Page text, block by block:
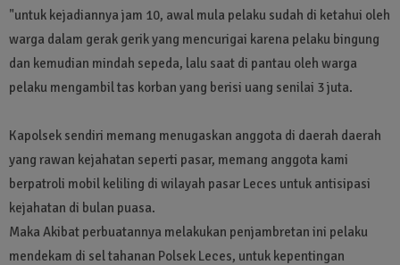
"untuk kejadiannya jam 10, awal mula pelaku sudah di ketahui oleh
warga dalam gerak gerik yang mencurigai karena pelaku bingung
dan kemudian mindah sepeda, lalu saat di pantau oleh warga
pelaku mengambil tas korban yang berisi uang senilai 3 juta.
Kapolsek sendiri memang menugaskan anggota di daerah daerah
yang rawan kejahatan seperti pasar, memang anggota kami
berpatroli mobil keliling di wilayah pasar Leces untuk antisipasi
kejahatan di bulan puasa.
Maka Akibat perbuatannya melakukan penjambretan ini pelaku
mendekam di sel tahanan Polsek Leces, untuk kepentingan